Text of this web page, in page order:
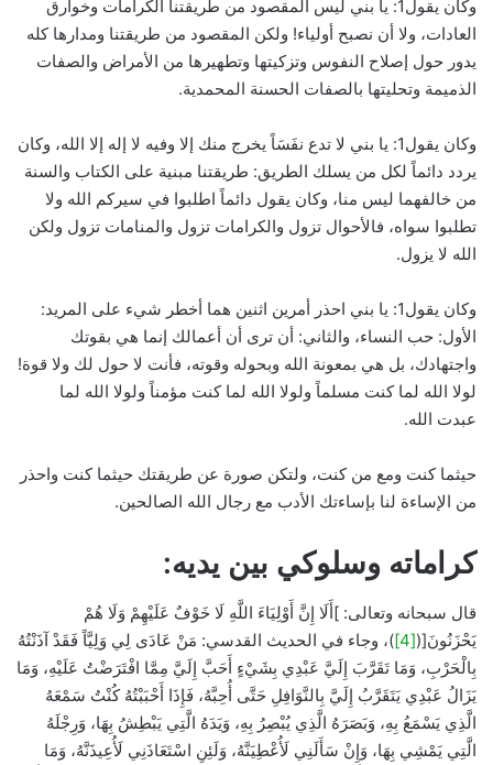
وكان يقول1: يا بني ليس المقصود من طريقتنا الكرامات وخوارق
العادات، ولا أن نصبح أولياء! ولكن المقصود من طريقتنا ومدارها كله
يدور حول إصلاح النفوس وتزكيتها وتطهيرها من الأمراض والصفات
الذميمة وتحليتها بالصفات الحسنة المحمدية.
وكان يقول1: يا بني لا تدع نفَسَاً يخرج منك إلا وفيه لا إله إلا الله، وكان
يردد دائماً لكل من يسلك الطريق: طريقتنا مبنية على الكتاب والسنة
من خالفهما ليس منا، وكان يقول دائماً اطلبوا في سيركم الله ولا
تطلبوا سواه، فالأحوال تزول والكرامات تزول والمنامات تزول ولكن
الله لا يزول.
وكان يقول1: يا بني احذر أمرين اثنين هما أخطر شيء على المريد:
الأول: حب النساء، والثاني: أن ترى أن أعمالك إنما هي بقوتك
واجتهادك، بل هي بمعونة الله وبحوله وقوته، فأنت لا حول لك ولا قوة!
لولا الله لما كنت مسلماً ولولا الله لما كنت مؤمناً ولولا الله لما
عبدت الله.
حيثما كنت ومع من كنت، ولتكن صورة عن طريقتك حيثما كنت واحذر
من الإساءة لنا بإساءتك الأدب مع رجال الله الصالحين.
كراماته وسلوكي بين يديه:
قال سبحانه وتعالى: ]أَلَا إِنَّ أَوْلِيَاءَ اللَّهِ لَا خَوْفٌ عَلَيْهِمْ وَلَا هُمْ
يَحْزَنُونَ[([4]
)، وجاء في الحديث القدسي: مَنْ عَادَى لِي وَلِيَّاً فَقَدْ آذَنْتُهُ
بِالْحَرْبِ، وَمَا تَقَرَّبَ إِلَيَّ عَبْدِي بِشَيْءٍ أَحَبَّ إِلَيَّ مِمَّا افْتَرَضْتُ عَلَيْهِ، وَمَا
يَزَالُ عَبْدِي يَتَقَرَّبُ إِلَيَّ بِالنَّوَافِلِ حَتَّى أُحِبَّهُ، فَإِذَا أَحْبَبْتُهُ كُنْتُ سَمْعَهُ
الَّذِي يَسْمَعُ بِهِ، وَبَصَرَهُ الَّذِي يُبْصِرُ بِهِ، وَيَدَهُ الَّتِي يَبْطِشُ بِهَا، وَرِجْلَهُ
الَّتِي يَمْشِي بِهَا، وَإِنْ سَأَلَنِي لَأُعْطِيَنَّهُ، وَلَئِنِ اسْتَعَاذَنِي لَأُعِيذَنَّهُ، وَمَا